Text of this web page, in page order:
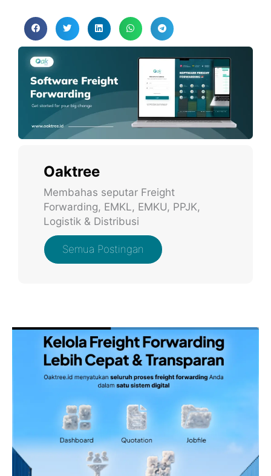
Oaktree
Membahas seputar Freight
Forwarding, EMKL, EMKU, PPJK,
Logistik & Distribusi
Semua Postingan